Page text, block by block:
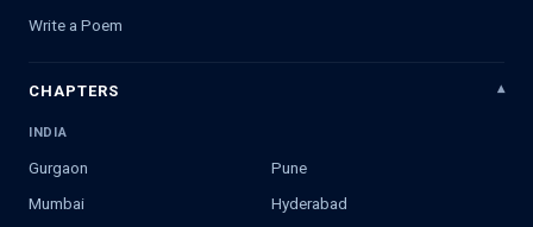
Write a Poem
CHAPTERS
INDIA
Gurgaon
Pune
Mumbai
Hyderabad